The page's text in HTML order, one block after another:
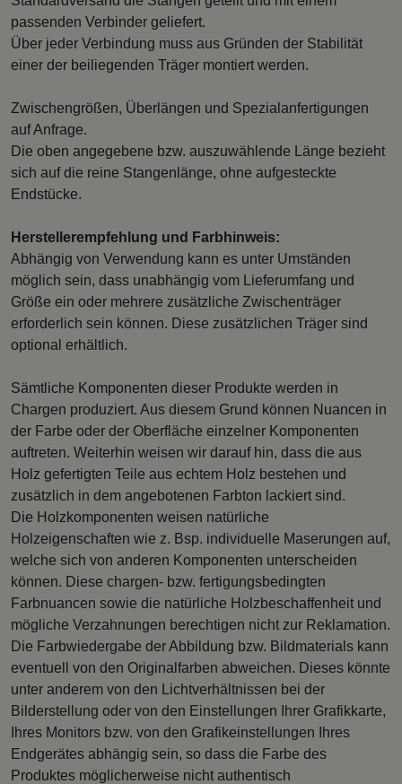
passenden Verbinder geliefert.
Über jeder Verbindung muss aus Gründen der Stabilität
einer der beiliegenden Träger montiert werden.
Zwischengrößen, Überlängen und Spezialanfertigungen
auf Anfrage.
Die oben angegebene bzw. auszuwählende Länge bezieht
sich auf die reine Stangenlänge, ohne aufgesteckte
Endstücke.
Herstellerempfehlung und Farbhinweis:
Abhängig von Verwendung kann es unter Umständen
möglich sein, dass unabhängig vom Lieferumfang und
Größe ein oder mehrere zusätzliche Zwischenträger
erforderlich sein können. Diese zusätzlichen Träger sind
optional erhältlich.
Sämtliche Komponenten dieser Produkte werden in
Chargen produziert. Aus diesem Grund können Nuancen in
der Farbe oder der Oberfläche einzelner Komponenten
auftreten. Weiterhin weisen wir darauf hin, dass die aus
Holz gefertigten Teile aus echtem Holz bestehen und
zusätzlich in dem angebotenen Farbton lackiert sind.
Die Holzkomponenten weisen natürliche
Holzeigenschaften wie z. Bsp. individuelle Maserungen auf,
welche sich von anderen Komponenten unterscheiden
können. Diese chargen- bzw. fertigungsbedingten
Farbnuancen sowie die natürliche Holzbeschaffenheit und
mögliche Verzahnungen berechtigen nicht zur Reklamation.
Die Farbwiedergabe der Abbildung bzw. Bildmaterials kann
eventuell von den Originalfarben abweichen. Dieses könnte
unter anderem von den Lichtverhältnissen bei der
Bilderstellung oder von den Einstellungen Ihrer Grafikkarte,
Ihres Monitors bzw. von den Grafikeinstellungen Ihres
Endgerätes abhängig sein, so dass die Farbe des
Produktes möglicherweise nicht authentisch